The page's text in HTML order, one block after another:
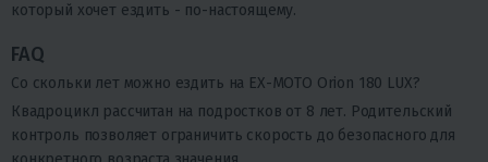
который хочет ездить - по-настоящему.
FAQ
Со скольки лет можно ездить на EX-MOTO Orion 180 LUX?
Квадроцикл рассчитан на подростков от 8 лет. Родительский
контроль позволяет ограничить скорость до безопасного для